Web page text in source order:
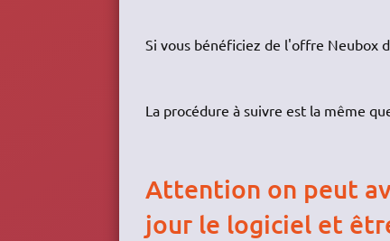
Si vous bénéficiez de l'offre Neubox
La procédure à suivre est la même
Attention on peut
jour le logiciel et